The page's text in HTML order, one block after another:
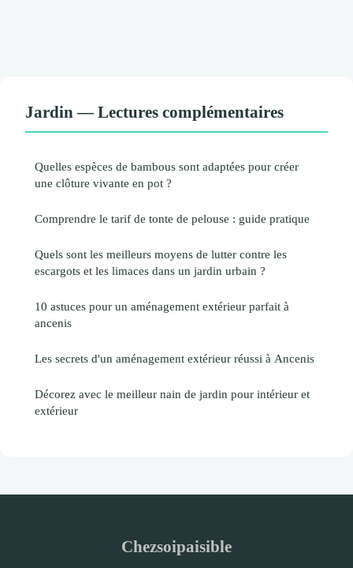
Jardin — Lectures complémentaires
Quelles espèces de bambous sont adaptées pour créer
une clôture vivante en pot ?
Comprendre le tarif de tonte de pelouse : guide pratique
Quels sont les meilleurs moyens de lutter contre les
escargots et les limaces dans un jardin urbain ?
10 astuces pour un aménagement extérieur parfait à
ancenis
Les secrets d'un aménagement extérieur réussi à Ancenis
Décorez avec le meilleur nain de jardin pour intérieur et
extérieur
Chezsoipaisible